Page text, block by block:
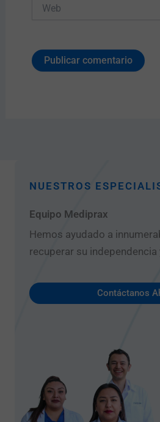
NUESTROS
Equipo Mediprax
Hemos ayudado a
recuperar su independencia
Contáctanos